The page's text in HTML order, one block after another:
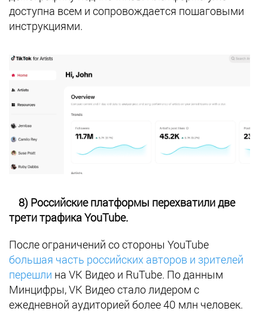
доступна всем и сопровождается пошаговыми
инструкциями.
8) Российские платформы перехватили две
трети трафика YouTube.
После ограничений со стороны YouTube
большая часть российских авторов и зрителей
перешли на VK Видео и RuTube. По данным
Минцифры, VK Видео стало лидером с
ежедневной аудиторией более 40 млн человек.